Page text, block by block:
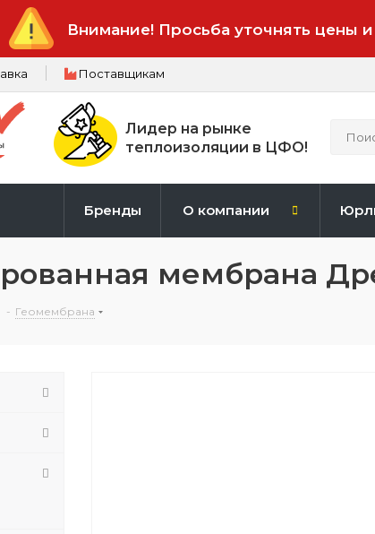
Внимание! Просьба уточнять цены
Поставщикам
Лидер на рынке
теплоизоляции в ЦФО!
Бренды О компании
мембрана
- Геомембрана